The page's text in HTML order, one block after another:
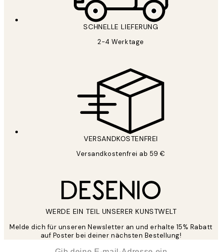
SCHNELLE LIEFERUNG
2-4 Werktage
VERSANDKOSTENFREI
Versandkostenfrei ab 59 €
WERDE EIN TEIL UNSERER KUNSTWELT
Melde dich für unseren Newsletter an und erhalte 15% Rabatt
auf Poster bei deiner nächsten Bestellung!